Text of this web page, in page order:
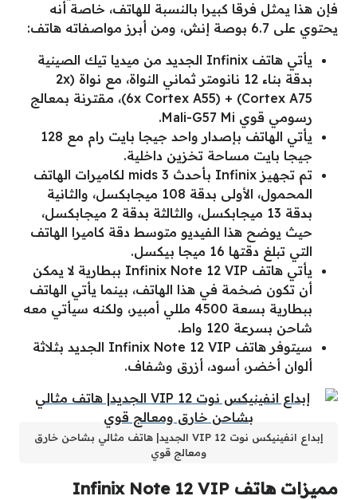
فإن هذا يمثل فرقا كبيرا بالنسبة للهاتف، خاصة أنه
يحتوي على 6.7 بوصة إنش، ومن أبرز مواصفاته هاتف:
يأتي هاتف Infinix الجديد من ميديا تيك الصينية
بدقة بناء 12 نانومتر ثماني النواة، مع نواة (2x
Cortex A75) + (6x Cortex A55)، مقترنة بمعالج
رسومي قوي Mali-G57 Mi.
يأتي الهاتف بإصدار واحد جيجا بايت رام مع 128
جيجا بايت مساحة تخزين داخلية.
تم تجهيز Infinix بأحدث 3 mids لكاميرات الهاتف
المحمول، الأولى بدقة 108 ميجابكسل، والثانية
بدقة 13 ميجابكسل، والثالثة بدقة 2 ميجابكسل،
حيث يوضح هذا الفيديو متوسط ​​دقة كاميرا الهاتف
التي تبلغ دقتها 16 ميجا بيكسل.
يأتي هاتف Infinix Note 12 VIP ببطارية لا يمكن
أن تكون ضخمة في هذا الهاتف، بينما يأتي الهاتف
ببطارية بسعة 4500 مللي أمبير، ولكنه سيأتي معه
شاحن بسرعة 120 واط.
سيتوفر هاتف Infinix Note 12 VIP الجديد بثلاثة
ألوان أخضر، أسود، أزرق وشفاف.
إبداع انفينيكس نوت 12 VIP الجديد| هاتف مثالي بشاحن خارق
ومعالج قوي
مميزات هاتف Infinix Note 12 VIP